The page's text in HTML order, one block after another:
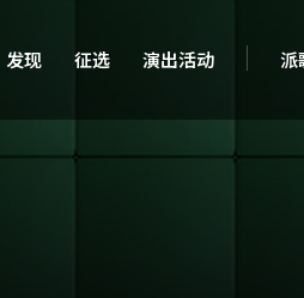
发现 征选 演出活动 派